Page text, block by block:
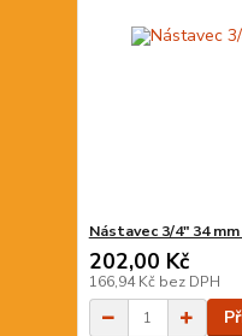
Nástavec 3/4" 34
202,00 Kč
166,94 Kč bez DPH